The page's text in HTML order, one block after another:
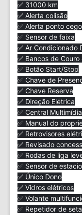
✅ 31000 km
✅ Alerta colisão
✅ Alerta ponto cego
✅ Sensor de faixa
✅ Ar Condicionado
✅ Bancos de
✅ Botão Start/Stop
✅ Chave de
✅ Chave Reserva
✅ Direção Elétrica
✅ Central Multimídia
✅ Manual do
✅ Retrovisores
✅ Revisado
✅ Rodas de liga
✅ Sensor de
✅ Único Dono
✅ Vidros elétricos
✅ Volante
✅ Repetidor de